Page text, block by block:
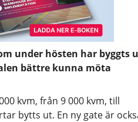
under hösten har byggts
bättre kunna möta
kvm, från 9 000 kvm, till
bytts ut. En ny gate är